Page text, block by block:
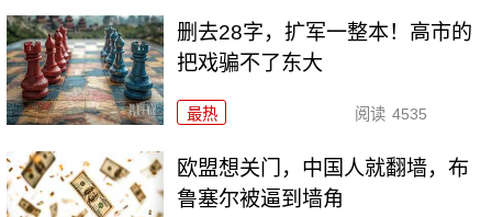
删去28字，扩军一整本！高市的
把戏骗不了东大
最热 阅读 4535
欧盟想关门，中国人就翻墙，布
鲁塞尔被逼到墙角